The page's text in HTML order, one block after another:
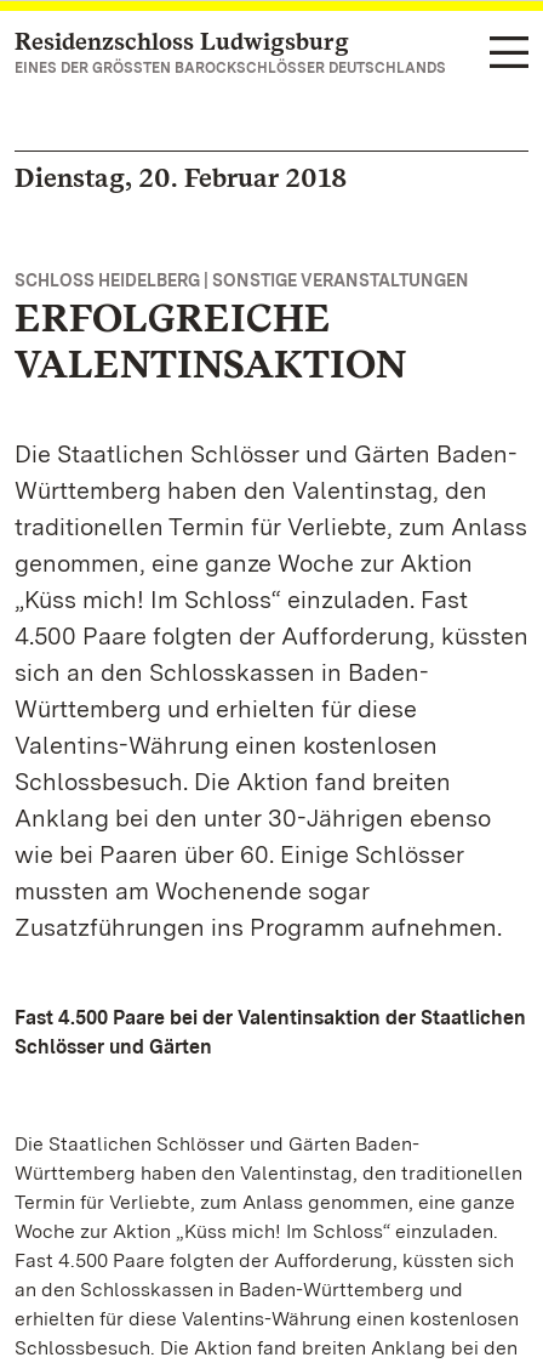
Zum Hauptinhalt springen
Residenzschloss Ludwigsburg
EINES DER GRÖSSTEN BAROCKSCHLÖSSER DEUTSCHLANDS
Dienstag, 20. Februar 2018
SCHLOSS HEIDELBERG | SONSTIGE VERANSTALTUNGEN
ERFOLGREICHE
VALENTINSAKTION
Die Staatlichen Schlösser und Gärten Baden-
Württemberg haben den Valentinstag, den
traditionellen Termin für Verliebte, zum Anlass
genommen, eine ganze Woche zur Aktion
„Küss mich! Im Schloss“ einzuladen. Fast
4.500 Paare folgten der Aufforderung, küssten
sich an den Schlosskassen in Baden-
Württemberg und erhielten für diese
Valentins-Währung einen kostenlosen
Schlossbesuch. Die Aktion fand breiten
Anklang bei den unter 30-Jährigen ebenso
wie bei Paaren über 60. Einige Schlösser
mussten am Wochenende sogar
Zusatzführungen ins Programm aufnehmen.
Fast 4.500 Paare bei der Valentinsaktion der Staatlichen
Schlösser und Gärten
Die Staatlichen Schlösser und Gärten Baden-
Württemberg haben den Valentinstag, den traditionellen
Termin für Verliebte, zum Anlass genommen, eine ganze
Woche zur Aktion „Küss mich! Im Schloss“ einzuladen.
Fast 4.500 Paare folgten der Aufforderung, küssten sich
an den Schlosskassen in Baden-Württemberg und
erhielten für diese Valentins-Währung einen kostenlosen
Schlossbesuch. Die Aktion fand breiten Anklang bei den